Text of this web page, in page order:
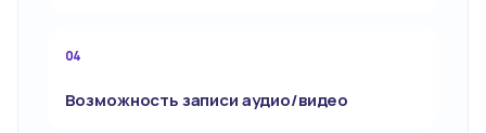
04
Возможность записи аудио/видео